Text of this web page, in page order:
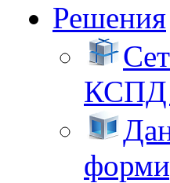
Решения
КСПД